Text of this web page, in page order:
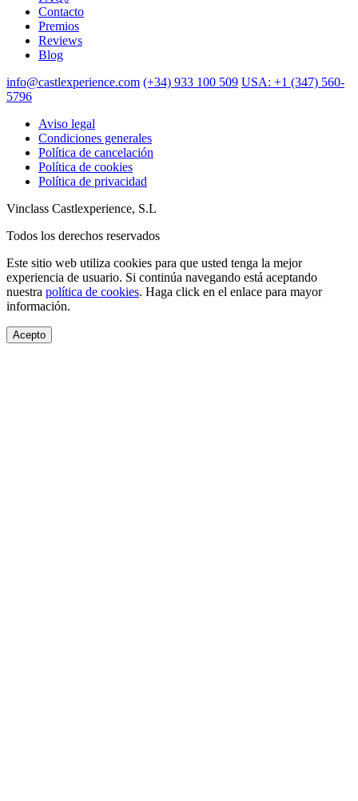
Contacto
Premios
Reviews
Blog
info@castlexperience.com (+34) 933 100 509 USA: +1 (347) 560-
5796
Aviso legal
Condiciones generales
Política de cancelación
Política de cookies
Política de privacidad
Vinclass Castlexperience, S.L
Todos los derechos reservados
Este sitio web utiliza cookies para que usted tenga la mejor
experiencia de usuario. Si continúa navegando está aceptando
nuestra política de cookies. Haga click en el enlace para mayor
información.
Acepto